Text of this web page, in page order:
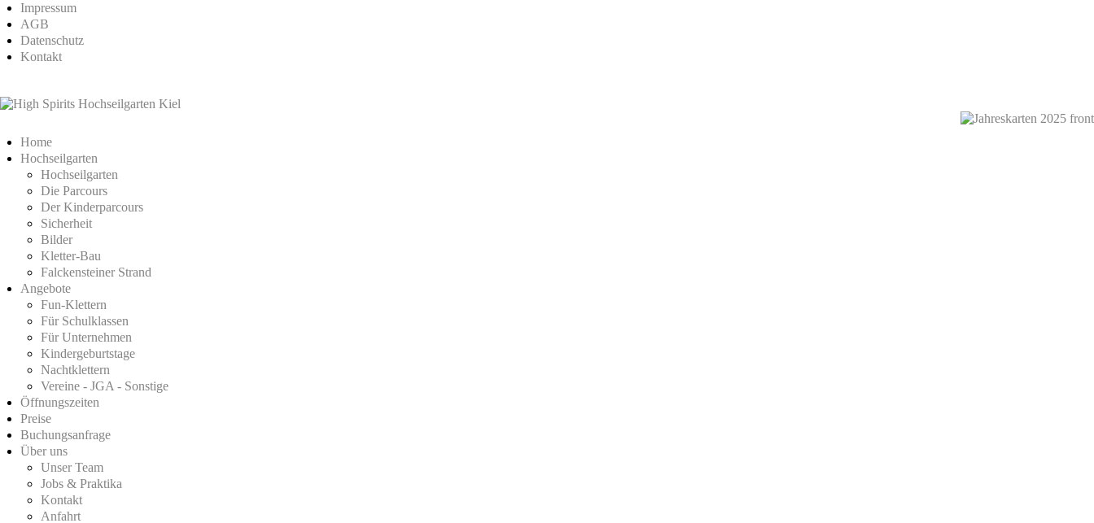
Impressum
AGB
Datenschutz
Kontakt
Home
Hochseilgarten
Hochseilgarten
Die Parcours
Der Kinderparcours
Sicherheit
Bilder
Kletter-Bau
Falckensteiner Strand
Angebote
Fun-Klettern
Für Schulklassen
Für Unternehmen
Kindergeburtstage
Nachtklettern
Vereine - JGA - Sonstige
Öffnungszeiten
Preise
Buchungsanfrage
Über uns
Unser Team
Jobs & Praktika
Kontakt
Anfahrt